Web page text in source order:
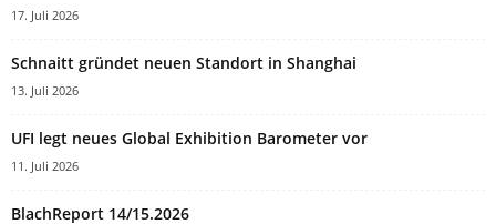
17. Juli 2026
Schnaitt gründet neuen Standort in Shanghai
13. Juli 2026
UFI legt neues Global Exhibition Barometer vor
11. Juli 2026
BlachReport 14/15.2026